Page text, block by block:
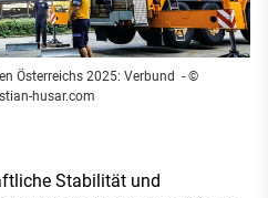
Österreichs 2025: Verbund - ©
husar.com
Stabilität und